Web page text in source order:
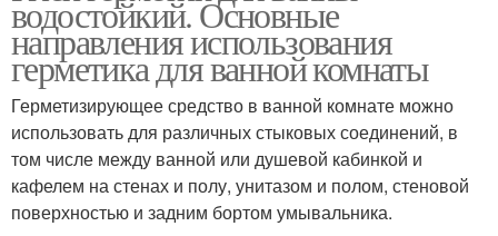
Герметик для ламината Герметики для ванной и
водостойкий. Основные
направления использования
герметика для ванной комнаты
Герметизирующее средство в ванной комнате можно
использовать для различных стыковых соединений, в
том числе между ванной или душевой кабинкой и
кафелем на стенах и полу, унитазом и полом, стеновой
поверхностью и задним бортом умывальника.